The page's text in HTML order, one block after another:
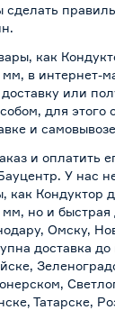
сделать
как
в интернет-
или
для этого
и самовывозе
и оплатить
У нас
как Кондуктор
но и быстрая
Омску,
доставка
Татарске,